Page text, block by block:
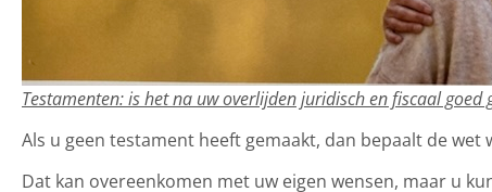
Testamenten: is het na uw overlijden juridisch en fiscaal goed
Als u geen testament heeft gemaakt, dan bepaalt de wet
Dat kan overeenkomen met uw eigen wensen, maar u